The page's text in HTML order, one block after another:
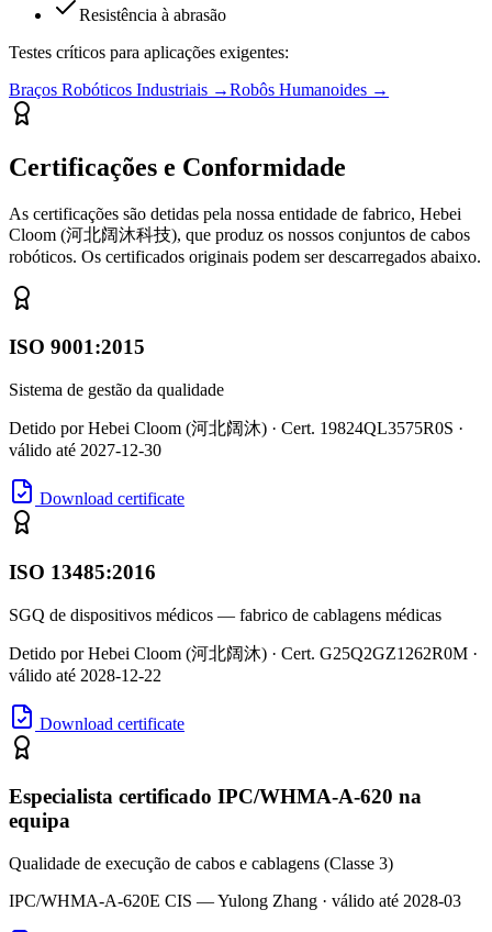
Resistência à abrasão
Testes críticos para aplicações exigentes:
Braços Robóticos Industriais →Robôs Humanoides →
Certificações e Conformidade
As certificações são detidas pela nossa entidade de fabrico, Hebei
Cloom (河北阔沐科技), que produz os nossos conjuntos de cabos
robóticos. Os certificados originais podem ser descarregados abaixo.
ISO 9001:2015
Sistema de gestão da qualidade
Detido por Hebei Cloom (河北阔沐) · Cert. 19824QL3575R0S ·
válido até 2027-12-30
Download certificate
ISO 13485:2016
SGQ de dispositivos médicos — fabrico de cablagens médicas
Detido por Hebei Cloom (河北阔沐) · Cert. G25Q2GZ1262R0M ·
válido até 2028-12-22
Download certificate
Especialista certificado IPC/WHMA-A-620 na
equipa
Qualidade de execução de cabos e cablagens (Classe 3)
IPC/WHMA-A-620E CIS — Yulong Zhang · válido até 2028-03